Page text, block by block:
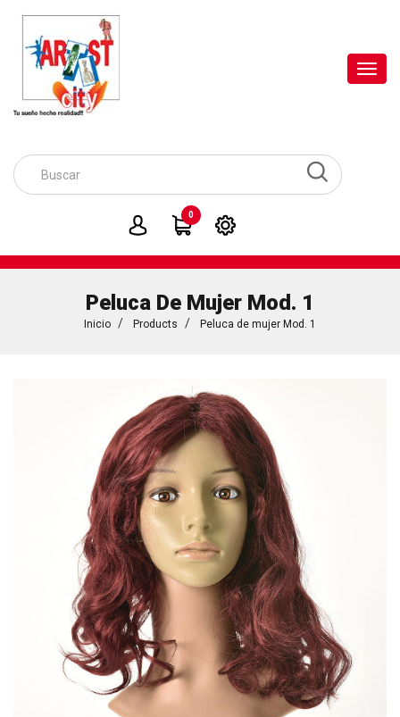
0
Peluca De Mujer Mod. 1
Inicio Products Peluca de mujer Mod. 1